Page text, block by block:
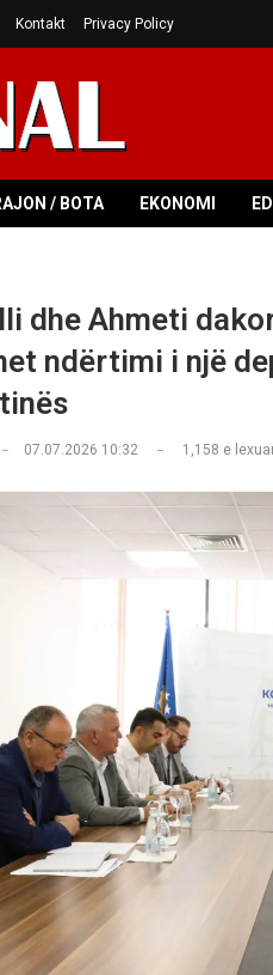
Kontakt Privacy Policy
/ BOTA EKONOMI
dhe Ahmeti
ndërtimi i një
07.07.2026 10:32 1,158 e